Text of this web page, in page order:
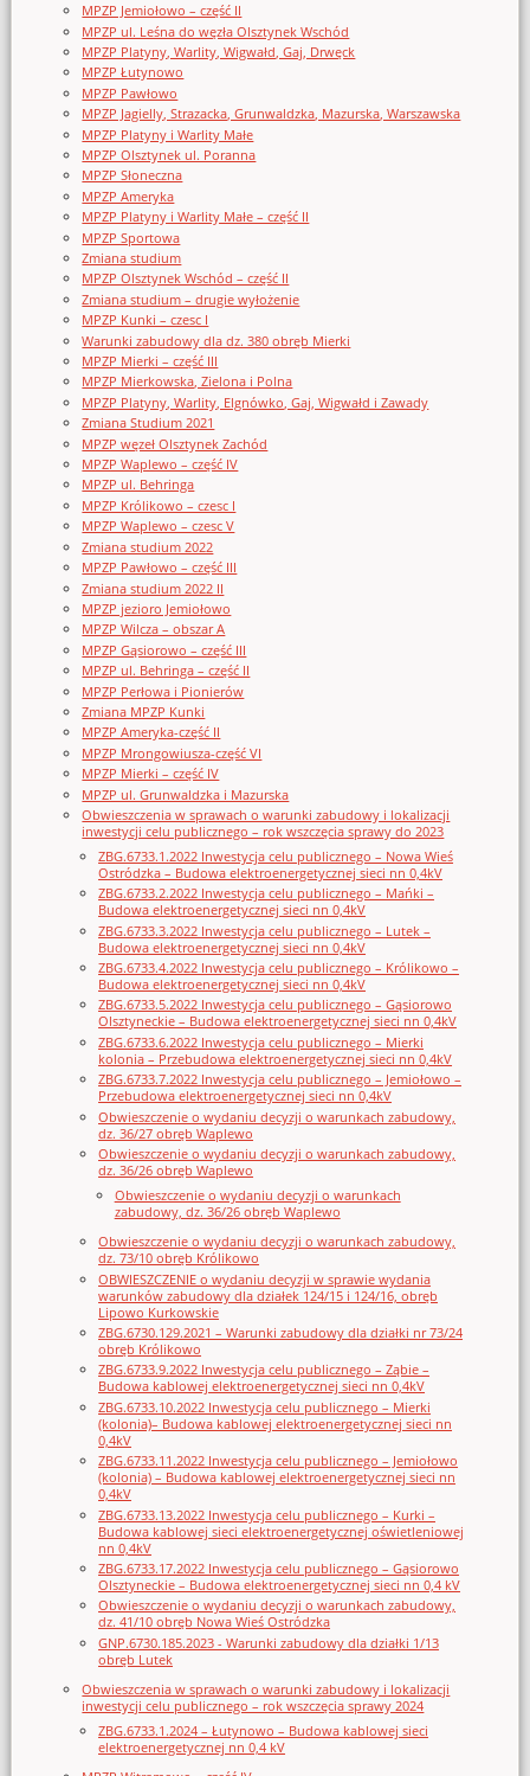
MPZP Jemiołowo – część II
MPZP ul. Leśna do węzła Olsztynek Wschód
MPZP Platyny, Warlity, Wigwałd, Gaj, Drwęck
MPZP Łutynowo
MPZP Pawłowo
MPZP Jagielly, Strazacka, Grunwaldzka, Mazurska, Warszawska
MPZP Platyny i Warlity Małe
MPZP Olsztynek ul. Poranna
MPZP Słoneczna
MPZP Ameryka
MPZP Platyny i Warlity Małe – część II
MPZP Sportowa
Zmiana studium
MPZP Olsztynek Wschód – część II
Zmiana studium – drugie wyłożenie
MPZP Kunki – czesc I
Warunki zabudowy dla dz. 380 obręb Mierki
MPZP Mierki – część III
MPZP Mierkowska, Zielona i Polna
MPZP Platyny, Warlity, Elgnówko, Gaj, Wigwałd i Zawady
Zmiana Studium 2021
MPZP węzeł Olsztynek Zachód
MPZP Waplewo – część IV
MPZP ul. Behringa
MPZP Królikowo – czesc I
MPZP Waplewo – czesc V
Zmiana studium 2022
MPZP Pawłowo – część III
Zmiana studium 2022 II
MPZP jezioro Jemiołowo
MPZP Wilcza – obszar A
MPZP Gąsiorowo – część III
MPZP ul. Behringa – część II
MPZP Perłowa i Pionierów
Zmiana MPZP Kunki
MPZP Ameryka-część II
MPZP Mrongowiusza-część VI
MPZP Mierki – część IV
MPZP ul. Grunwaldzka i Mazurska
Obwieszczenia w sprawach o warunki zabudowy i lokalizacji
inwestycji celu publicznego – rok wszczęcia sprawy do 2023
ZBG.6733.1.2022 Inwestycja celu publicznego – Nowa Wieś
Ostródzka – Budowa elektroenergetycznej sieci nn 0,4kV
ZBG.6733.2.2022 Inwestycja celu publicznego – Mańki –
Budowa elektroenergetycznej sieci nn 0,4kV
ZBG.6733.3.2022 Inwestycja celu publicznego – Lutek –
Budowa elektroenergetycznej sieci nn 0,4kV
ZBG.6733.4.2022 Inwestycja celu publicznego – Królikowo –
Budowa elektroenergetycznej sieci nn 0,4kV
ZBG.6733.5.2022 Inwestycja celu publicznego – Gąsiorowo
Olsztyneckie – Budowa elektroenergetycznej sieci nn 0,4kV
ZBG.6733.6.2022 Inwestycja celu publicznego – Mierki
kolonia – Przebudowa elektroenergetycznej sieci nn 0,4kV
ZBG.6733.7.2022 Inwestycja celu publicznego – Jemiołowo –
Przebudowa elektroenergetycznej sieci nn 0,4kV
Obwieszczenie o wydaniu decyzji o warunkach zabudowy,
dz. 36/27 obręb Waplewo
Obwieszczenie o wydaniu decyzji o warunkach zabudowy,
dz. 36/26 obręb Waplewo
Obwieszczenie o wydaniu decyzji o warunkach
zabudowy, dz. 36/26 obręb Waplewo
Obwieszczenie o wydaniu decyzji o warunkach zabudowy,
dz. 73/10 obręb Królikowo
OBWIESZCZENIE o wydaniu decyzji w sprawie wydania
warunków zabudowy dla działek 124/15 i 124/16, obręb
Lipowo Kurkowskie
ZBG.6730.129.2021 – Warunki zabudowy dla działki nr 73/24
obręb Królikowo
ZBG.6733.9.2022 Inwestycja celu publicznego – Ząbie –
Budowa kablowej elektroenergetycznej sieci nn 0,4kV
ZBG.6733.10.2022 Inwestycja celu publicznego – Mierki
(kolonia)– Budowa kablowej elektroenergetycznej sieci nn
0,4kV
ZBG.6733.11.2022 Inwestycja celu publicznego – Jemiołowo
(kolonia) – Budowa kablowej elektroenergetycznej sieci nn
0,4kV
ZBG.6733.13.2022 Inwestycja celu publicznego – Kurki –
Budowa kablowej sieci elektroenergetycznej oświetleniowej
nn 0,4kV
ZBG.6733.17.2022 Inwestycja celu publicznego – Gąsiorowo
Olsztyneckie – Budowa elektroenergetycznej sieci nn 0,4 kV
Obwieszczenie o wydaniu decyzji o warunkach zabudowy,
dz. 41/10 obręb Nowa Wieś Ostródzka
GNP.6730.185.2023 - Warunki zabudowy dla działki 1/13
obręb Lutek
Obwieszczenia w sprawach o warunki zabudowy i lokalizacji
inwestycji celu publicznego – rok wszczęcia sprawy 2024
ZBG.6733.1.2024 – Łutynowo – Budowa kablowej sieci
elektroenergetycznej nn 0,4 kV